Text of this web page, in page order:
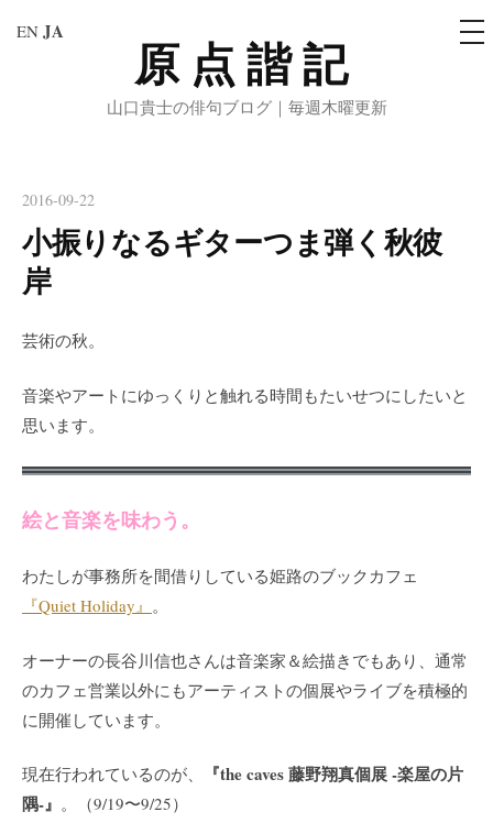
へ
ス
キ
ッ
原点諧記
山口貴士の俳句ブログ｜毎週木曜更新
メ
ニ
2016-09-22
小振りなるギターつま弾く秋彼
岸
芸術の秋。
音楽やアートにゆっくりと触れる時間もたいせつにしたいと
思います。
絵と音楽を味わう。
わたしが事務所を間借りしている姫路のブックカフェ
『Quiet Holiday』 。
オーナーの長谷川信也さんは音楽家＆絵描きでもあり、通常
のカフェ営業以外にもアーティストの個展やライブを積極的
に開催しています。
現在行われているのが、
『the caves 藤野翔真個展 -楽屋の片
隅-』 。（9/19〜9/25）
EN JA